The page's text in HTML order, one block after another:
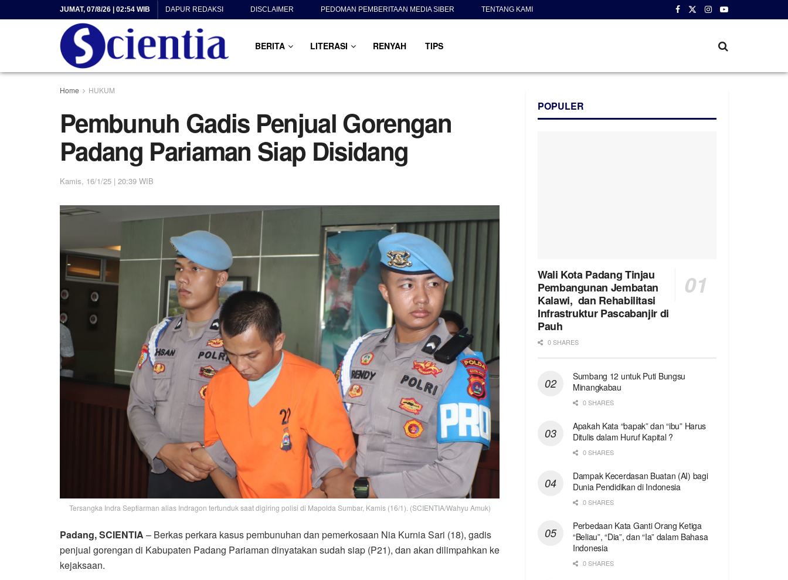
JUMAT, 07/8/26 | 02:54 WIB DAPUR REDAKSI DISCLAIMER PEDOMAN PEMBERITAAN MEDIA SIBER TENTANG KAMI
BERITA LITERASI RENYAH TIPS
Home HUKUM
Pembunuh Gadis Penjual Gorengan
Padang Pariaman Siap Disidang
Kamis, 16/1/25 | 20:39 WIB
Tersangka Indra Septiarman alias Indragon tertunduk saat digiring polisi di Mapolda Sumbar, Kamis (16/1). (SCIENTIA/Wahyu Amuk)
Padang, SCIENTIA – Berkas perkara kasus pembunuhan dan pemerkosaan Nia Kurnia Sari (18), gadis
penjual gorengan di Kabupaten Padang Pariaman dinyatakan sudah siap (P21), dan akan dilimpahkan ke
kejaksaan.
POPULER
Wali Kota Padang Tinjau
Pembangunan Jembatan
Kalawi, dan Rehabilitasi
Infrastruktur Pascabanjir di
Pauh
0 SHARES
Sumbang 12 untuk Puti Bungsu
Minangkabau
0 SHARES
Apakah Kata “bapak” dan “ibu” Harus
Ditulis dalam Huruf Kapital ?
0 SHARES
Dampak Kecerdasan Buatan (AI) bagi
Dunia Pendidikan di Indonesia
0 SHARES
Perbedaan Kata Ganti Orang Ketiga
“Beliau”, “Dia”, dan “Ia” dalam Bahasa
Indonesia
0 SHARES